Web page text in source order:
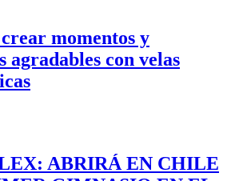
crear momentos y
agradables con velas
ABRIRÁ EN CHILE